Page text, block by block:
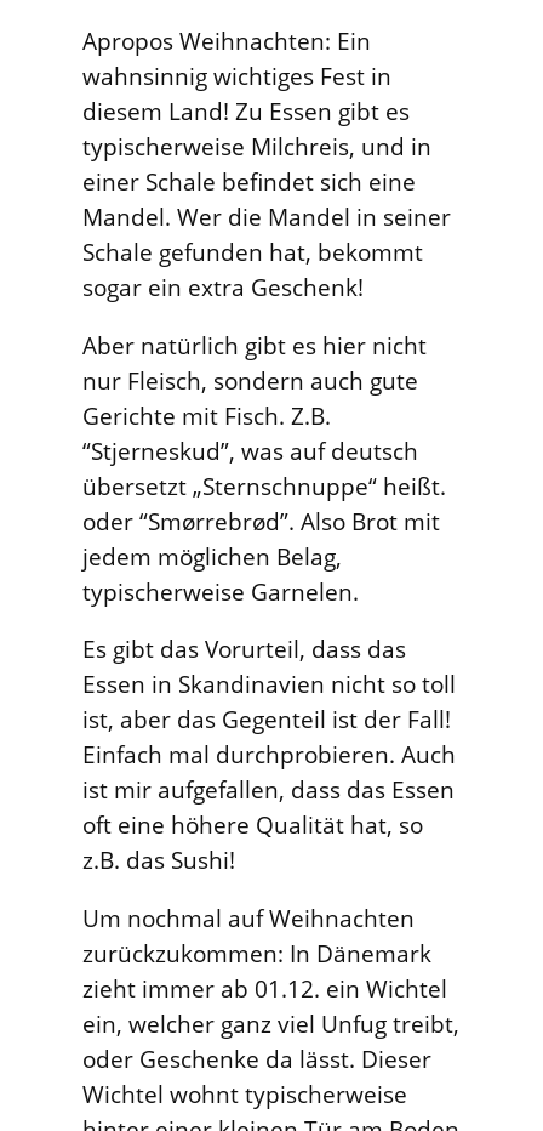
Apropos Weihnachten: Ein
wahnsinnig wichtiges Fest in
diesem Land! Zu Essen gibt es
typischerweise Milchreis, und in
einer Schale befindet sich eine
Mandel. Wer die Mandel in seiner
Schale gefunden hat, bekommt
sogar ein extra Geschenk!
Aber natürlich gibt es hier nicht
nur Fleisch, sondern auch gute
Gerichte mit Fisch. Z.B.
“Stjerneskud”, was auf deutsch
übersetzt „Sternschnuppe“ heißt.
oder “Smørrebrød”. Also Brot mit
jedem möglichen Belag,
typischerweise Garnelen.
Es gibt das Vorurteil, dass das
Essen in Skandinavien nicht so toll
ist, aber das Gegenteil ist der Fall!
Einfach mal durchprobieren. Auch
ist mir aufgefallen, dass das Essen
oft eine höhere Qualität hat, so
z.B. das Sushi!
Um nochmal auf Weihnachten
zurückzukommen: In Dänemark
zieht immer ab 01.12. ein Wichtel
ein, welcher ganz viel Unfug treibt,
oder Geschenke da lässt. Dieser
Wichtel wohnt typischerweise